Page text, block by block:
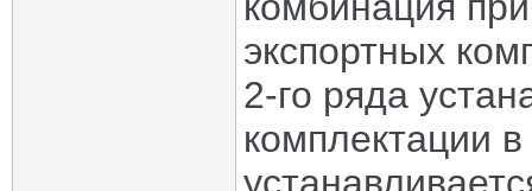
экспортных
2-го ряда
комплектации